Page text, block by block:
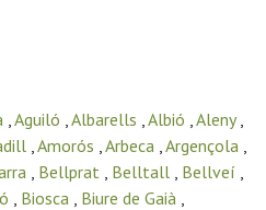
,Aguiló ,Albarells ,Albió ,Aleny,
,Amorós ,Arbeca ,Argençola ,
, Bellprat , Belltall , Bellveí ,
, Biosca , Biure de Gaià ,